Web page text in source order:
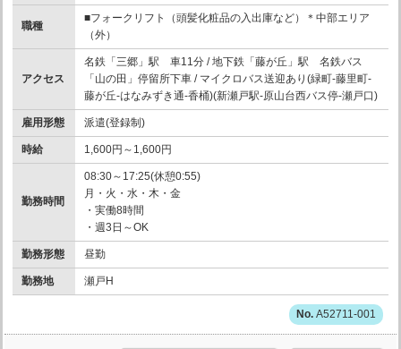
職種
■フォークリフト（頭髪化粧品の入出庫など）＊中部エリア
（外）
アクセス
名鉄「三郷」駅 車11分 / 地下鉄「藤が丘」駅 名鉄バス
「山の田」停留所下車 / マイクロバス送迎あり(緑町-藤里町-
藤が丘-はなみずき通-香桶)(新瀬戸駅-原山台西バス停-瀬戸口)
雇用形態 派遣(登録制)
時給 1,600円～1,600円
勤務時間
08:30～17:25(休憩0:55)
月・火・水・木・金
・実働8時間
・週3日～OK
勤務形態 昼勤
勤務地 瀬戸H
A52711-001